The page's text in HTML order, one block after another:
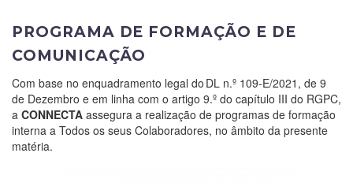
PROGRAMA DE FORMAÇÃO E DE
COMUNICAÇÃO
Com base no enquadramento legal do DL n.º 109-E/2021 , de 9
de Dezembro e em linha com o artigo 9.º do capítulo III do RGPC,
a CONNECTA assegura a realização de programas de formação
interna a Todos os seus Colaboradores, no âmbito da presente
matéria.